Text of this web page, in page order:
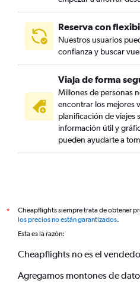
Reserva con
Nuestros usuarios
confianza y buscar
Viaja de forma
Millones de personas
encontrar los mejores
planificación de viajes
información útil y
pueden ayudarte a
*
Cheapflights siempre trata de obtener
los precios no están garantizados.
Esta es la razón:
Cheapflights no es el
Agregamos montones de